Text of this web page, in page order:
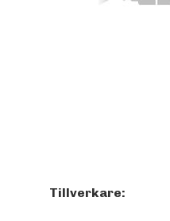
Tillverkare: